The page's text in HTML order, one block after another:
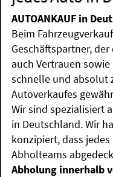
AUTOANKAUF in
Beim
Geschäftspartner,
auch Vertrauen
schnelle und absolut
Autoverkaufes
Wir sind spezialisiert
in Deutschland. Wir
konzipiert, dass
Abholteams
Abholung innerhalb